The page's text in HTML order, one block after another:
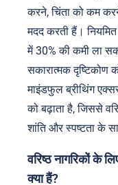
करने, चिंता को कम
मदद करती हैं।
में 30% की कमी ला
सकारात्मक दृष्टिकोण
माइंडफुल ब्रीथिंग
को बढ़ाता है, जिससे
शांति और स्पष्टता के
वरिष्ठ नागरिकों के
क्या हैं?